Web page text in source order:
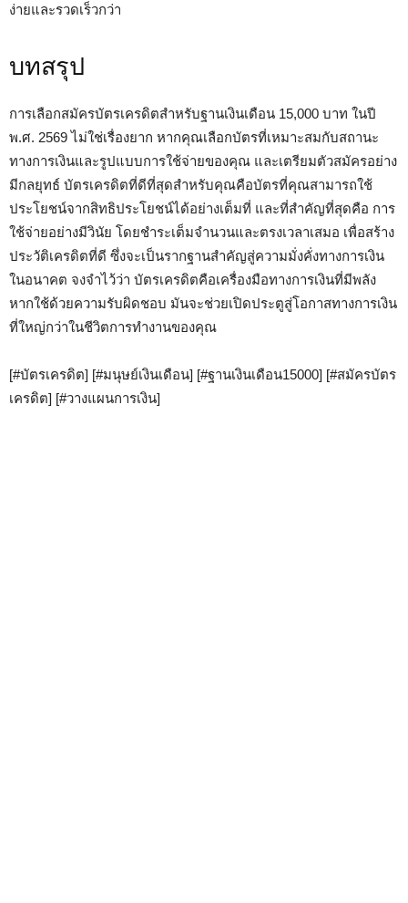
ง่ายและรวดเร็วกว่า
บทสรุป
การเลือกสมัครบัตรเครดิตสำหรับฐานเงินเดือน 15,000 บาท ในปี
พ.ศ. 2569 ไม่ใช่เรื่องยาก หากคุณเลือกบัตรที่เหมาะสมกับสถานะ
ทางการเงินและรูปแบบการใช้จ่ายของคุณ และเตรียมตัวสมัครอย่าง
มีกลยุทธ์ บัตรเครดิตที่ดีที่สุดสำหรับคุณคือบัตรที่คุณสามารถใช้
ประโยชน์จากสิทธิประโยชน์ได้อย่างเต็มที่ และที่สำคัญที่สุดคือ การ
ใช้จ่ายอย่างมีวินัย โดยชำระเต็มจำนวนและตรงเวลาเสมอ เพื่อสร้าง
ประวัติเครดิตที่ดี ซึ่งจะเป็นรากฐานสำคัญสู่ความมั่งคั่งทางการเงิน
ในอนาคต จงจำไว้ว่า บัตรเครดิตคือเครื่องมือทางการเงินที่มีพลัง
หากใช้ด้วยความรับผิดชอบ มันจะช่วยเปิดประตูสู่โอกาสทางการเงิน
ที่ใหญ่กว่าในชีวิตการทำงานของคุณ
[#บัตรเครดิต] [#มนุษย์เงินเดือน] [#ฐานเงินเดือน15000] [#สมัครบัตร
เครดิต] [#วางแผนการเงิน]